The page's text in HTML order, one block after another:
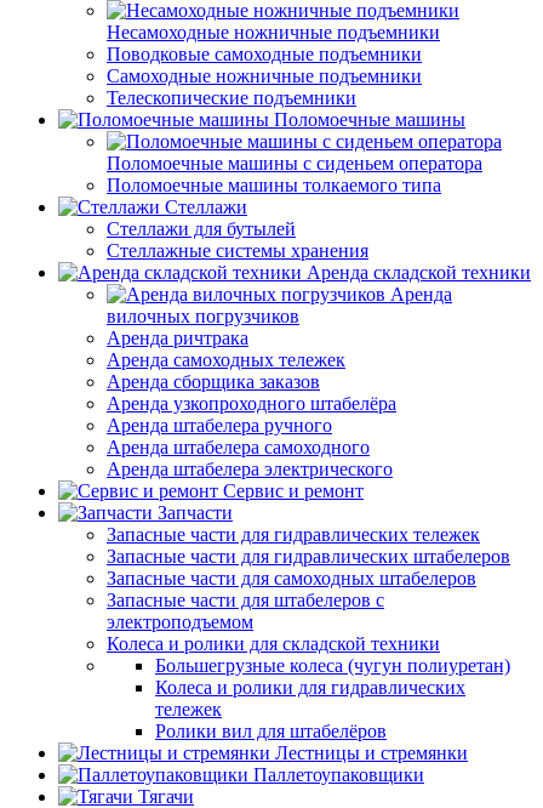
Несамоходные ножничные подъемники
Поводковые самоходные подъемники
Самоходные ножничные подъемники
Телескопические подъемники
Поломоечные машины
Поломоечные машины с сиденьем оператора
Поломоечные машины толкаемого типа
Стеллажи
Стеллажи для бутылей
Стеллажные системы хранения
Аренда складской техники
Аренда
вилочных погрузчиков
Аренда ричтрака
Аренда самоходных тележек
Аренда сборщика заказов
Аренда узкопроходного штабелёра
Аренда штабелера ручного
Аренда штабелера самоходного
Аренда штабелера электрического
Сервис и ремонт
Запчасти
Запасные части для гидравлических тележек
Запасные части для гидравлических штабелеров
Запасные части для самоходных штабелеров
Запасные части для штабелеров с
электроподъемом
Колеса и ролики для складской техники
Большегрузные колеса (чугун полиуретан)
Колеса и ролики для гидравлических
тележек
Ролики вил для штабелёров
Лестницы и стремянки
Паллетоупаковщики
Тягачи